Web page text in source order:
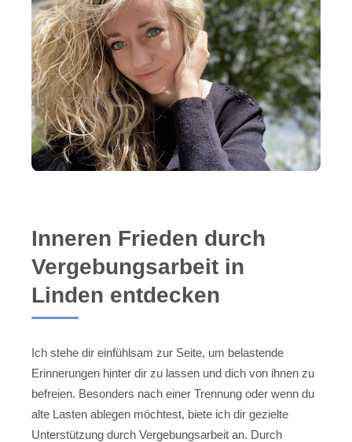
Inneren Frieden durch
Vergebungsarbeit in
Linden entdecken
Ich stehe dir einfühlsam zur Seite, um belastende
Erinnerungen hinter dir zu lassen und dich von ihnen zu
befreien. Besonders nach einer Trennung oder wenn du
alte Lasten ablegen möchtest, biete ich dir gezielte
Unterstützung durch Vergebungsarbeit an. Durch